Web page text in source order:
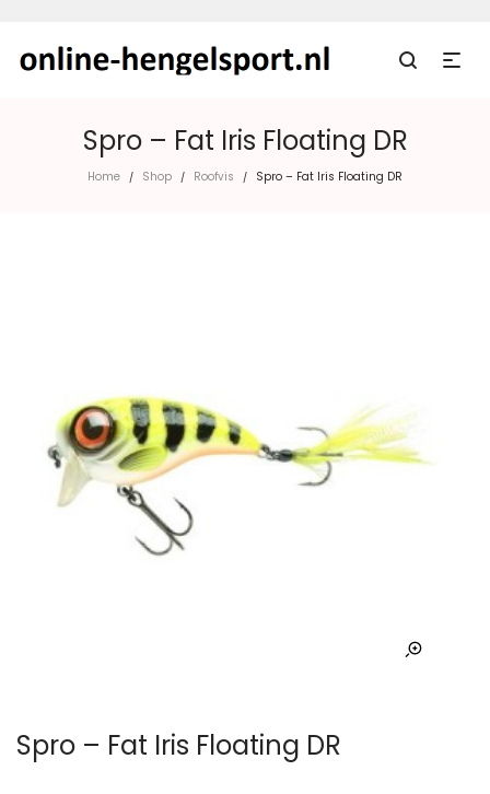
Spro – Fat Iris Floating DR
Home / Shop / Roofvis / Spro – Fat Iris Floating DR
Spro – Fat Iris Floating DR